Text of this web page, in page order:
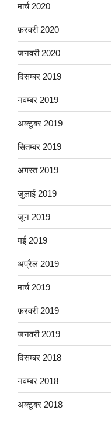
मार्च 2020
फ़रवरी 2020
जनवरी 2020
दिसम्बर 2019
नवम्बर 2019
अक्टूबर 2019
सितम्बर 2019
अगस्त 2019
जुलाई 2019
जून 2019
मई 2019
अप्रैल 2019
मार्च 2019
फ़रवरी 2019
जनवरी 2019
दिसम्बर 2018
नवम्बर 2018
अक्टूबर 2018